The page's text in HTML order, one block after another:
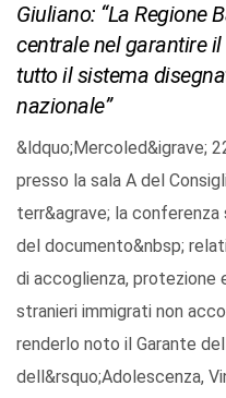
Giuliano: “La Regione
centrale nel garantire
tutto il sistema
nazionale”
&ldquo;Mercoled&igrave;
presso la sala A del
terr&agrave; la
del documento&nbsp;
di accoglienza, protezione
stranieri immigrati non
renderlo noto il Garante
dell&rsquo;Adolescenza,